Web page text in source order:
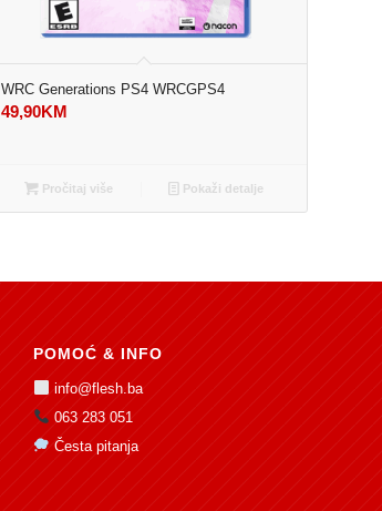
WRC Generations PS4 WRCGPS4
49,90KM
Pročitaj više Pokaži detalje
POMOĆ & INFO
info@flesh.ba
063 283 051
Česta pitanja